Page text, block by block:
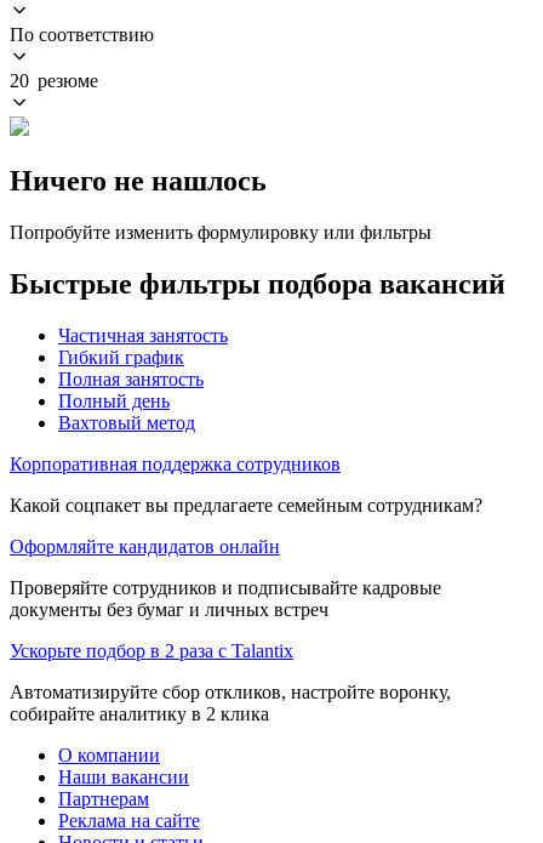
По соответствию
20 резюме
Ничего не нашлось
Попробуйте изменить формулировку или фильтры
Быстрые фильтры подбора вакансий
Частичная занятость
Гибкий график
Полная занятость
Полный день
Вахтовый метод
Корпоративная поддержка сотрудников
Какой соцпакет вы предлагаете семейным сотрудникам?
Оформляйте кандидатов онлайн
Проверяйте сотрудников и подписывайте кадровые
документы без бумаг и личных встреч
Ускорьте подбор в 2 раза с Talantix
Автоматизируйте сбор откликов, настройте воронку,
собирайте аналитику в 2 клика
О компании
Наши вакансии
Партнерам
Реклама на сайте